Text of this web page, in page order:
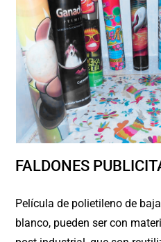
FALDONES
Película de polietileno de
blanco, pueden ser con